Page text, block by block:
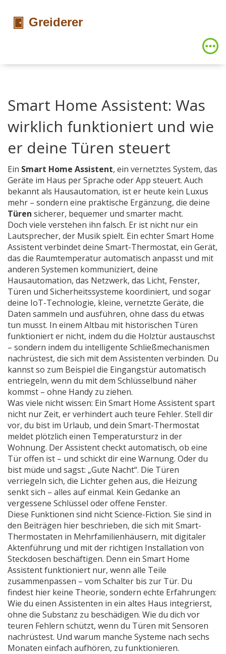
Smart Home Assistent: Was
wirklich funktioniert und wie
er deine Türen steuert
Ein Smart Home Assistent, ein vernetztes System, das
Geräte im Haus per Sprache oder App steuert. Auch
bekannt als Hausautomation, ist er heute kein Luxus
mehr – sondern eine praktische Ergänzung, die deine
Türen sicherer, bequemer und smarter macht.
Doch viele verstehen ihn falsch. Er ist nicht nur ein
Lautsprecher, der Musik spielt. Ein echter Smart Home
Assistent verbindet deine Smart-Thermostat, ein Gerät,
das die Raumtemperatur automatisch anpasst und mit
anderen Systemen kommuniziert, deine
Hausautomation, das Netzwerk, das Licht, Fenster,
Türen und Sicherheitssysteme koordiniert, und sogar
deine IoT-Technologie, kleine, vernetzte Geräte, die
Daten sammeln und ausführen, ohne dass du etwas
tun musst. In einem Altbau mit historischen Türen
funktioniert er nicht, indem du die Holztür austauschst
– sondern indem du intelligente Schließmechanismen
nachrüstest, die sich mit dem Assistenten verbinden. Du
kannst so zum Beispiel die Eingangstür automatisch
entriegeln, wenn du mit dem Schlüsselbund näher
kommst – ohne Handy zu ziehen.
Was viele nicht wissen: Ein Smart Home Assistent spart
nicht nur Zeit, er verhindert auch teure Fehler. Stell dir
vor, du bist im Urlaub, und dein Smart-Thermostat
meldet plötzlich einen Temperatursturz in der
Wohnung. Der Assistent checkt automatisch, ob eine
Tür offen ist – und schickt dir eine Warnung. Oder du
bist müde und sagst: „Gute Nacht“. Die Türen
verriegeln sich, die Lichter gehen aus, die Heizung
senkt sich – alles auf einmal. Kein Gedanke an
vergessene Schlüssel oder offene Fenster.
Diese Funktionen sind nicht Science-Fiction. Sie sind in
den Beiträgen hier beschrieben, die sich mit Smart-
Thermostaten in Mehrfamilienhäusern, mit digitaler
Aktenführung und mit der richtigen Installation von
Steckdosen beschäftigen. Denn ein Smart Home
Assistent funktioniert nur, wenn alle Teile
zusammenpassen – vom Schalter bis zur Tür. Du
findest hier keine Theorie, sondern echte Erfahrungen:
Wie du einen Assistenten in ein altes Haus integrierst,
ohne die Substanz zu beschädigen. Wie du dich vor
teuren Fehlern schützt, wenn du Türen mit Sensoren
nachrüstest. Und warum manche Systeme nach sechs
Monaten einfach aufhören, zu funktionieren.